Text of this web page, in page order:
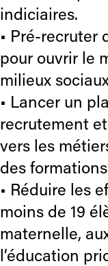
indiciaires.
• Pré-recruter
pour ouvrir le
milieux
• Lancer un
recrutement
vers les
des
• Réduire les
moins de 19
maternelle,
l’éducation